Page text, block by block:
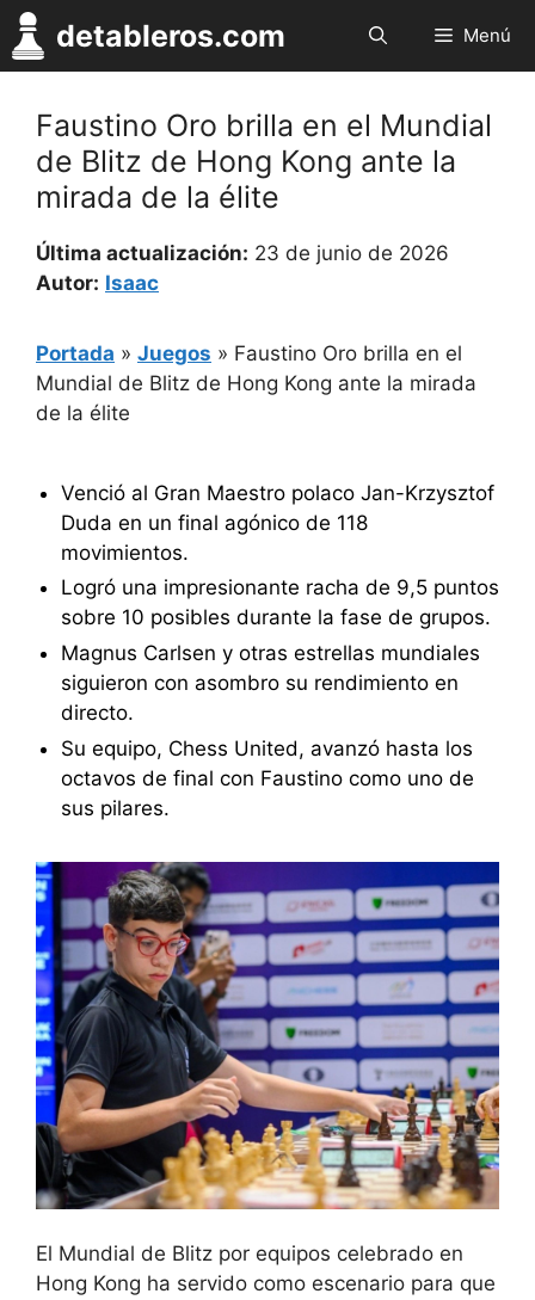
Saltar
al
contenido
detableros.com Menú
Faustino Oro brilla en el Mundial
de Blitz de Hong Kong ante la
mirada de la élite
Última actualización: 23 de junio de 2026
Autor: Isaac
Portada » Juegos » Faustino Oro brilla en el
Mundial de Blitz de Hong Kong ante la mirada
de la élite
Venció al Gran Maestro polaco Jan-Krzysztof
Duda en un final agónico de 118
movimientos.
Logró una impresionante racha de 9,5 puntos
sobre 10 posibles durante la fase de grupos.
Magnus Carlsen y otras estrellas mundiales
siguieron con asombro su rendimiento en
directo.
Su equipo, Chess United, avanzó hasta los
octavos de final con Faustino como uno de
sus pilares.
El Mundial de Blitz por equipos celebrado en
Hong Kong ha servido como escenario para que